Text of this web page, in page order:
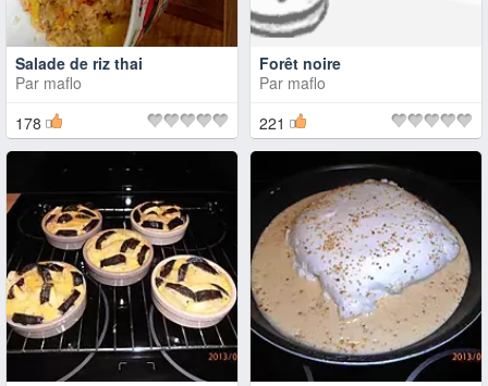
Salade de riz thai
Par maflo
178
Forêt noire
Par maflo
221